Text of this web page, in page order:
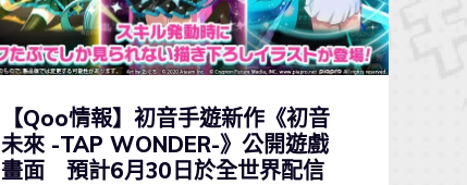
【Qoo情報】初音手遊新作《初音
未來 -TAP WONDER-》公開遊戲
畫面 預計6月30日於全世界配信